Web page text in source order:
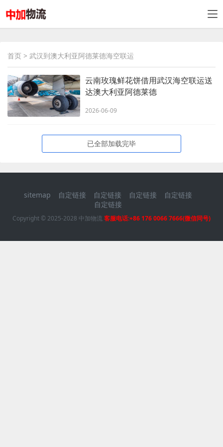
首页 > 武汉到澳大利亚阿德莱德海空联运
云南玫瑰鲜花饼借用武汉海空联运送
达澳大利亚阿德莱德
2026-06-09
已全部加载完毕
sitemap 自定链接 自定链接 自定链接
自定链接
自定链接
Copyright © 2025-2028 中加物流客服电话:+86 176 0066 7666(微信同号)